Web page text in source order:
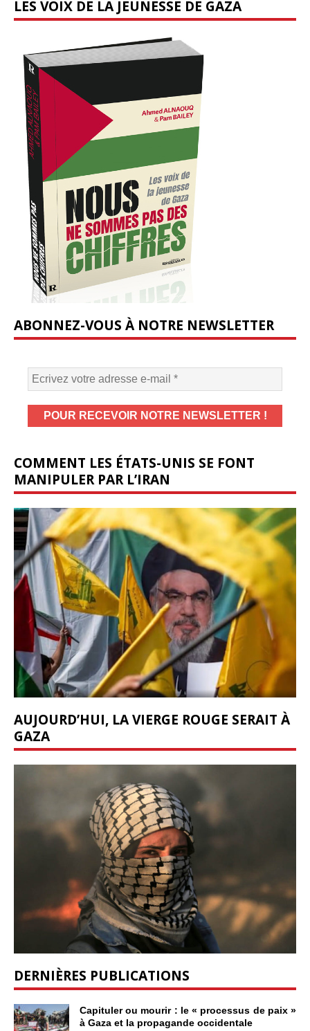
LES VOIX DE LA JEUNESSE DE GAZA
ABONNEZ-VOUS À NOTRE NEWSLETTER
COMMENT LES ÉTATS-UNIS SE FONT
MANIPULER PAR L’IRAN
AUJOURD’HUI, LA VIERGE ROUGE SERAIT À
GAZA
DERNIÈRES PUBLICATIONS
Capituler ou mourir : le « processus de paix »
à Gaza et la propagande occidentale